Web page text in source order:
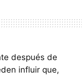
después de
influir que,